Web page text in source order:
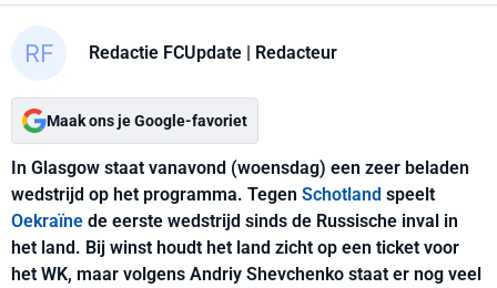
Redactie FCUpdate | Redacteur
Maak ons je Google-favoriet
In Glasgow staat vanavond (woensdag) een zeer beladen
wedstrijd op het programma. Tegen Schotland speelt
Oekraïne de eerste wedstrijd sinds de Russische inval in
het land. Bij winst houdt het land zicht op een ticket voor
het WK, maar volgens Andriy Shevchenko staat er nog veel